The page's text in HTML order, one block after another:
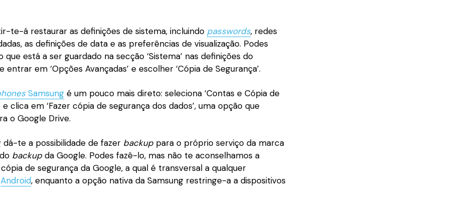
te-á restaurar as definições de sistema, incluindo passwords, redes
as definições de data e as preferências de visualização. Podes
que está a ser guardado na secção ‘Sistema’ nas definições do
entrar em ‘Opções Avançadas’ e escolher ‘Cópia de Segurança’.
Samsung é um pouco mais direto: seleciona ‘Contas e Cópia de
e clica em ‘Fazer cópia de segurança dos dados’, uma opção que
o Google Drive.
dá-te a possibilidade de fazer backup para o próprio serviço da marca
backup da Google. Podes fazê-lo, mas não te aconselhamos a
de segurança da Google, a qual é transversal a qualquer
Android, enquanto a opção nativa da Samsung restringe-a a dispositivos